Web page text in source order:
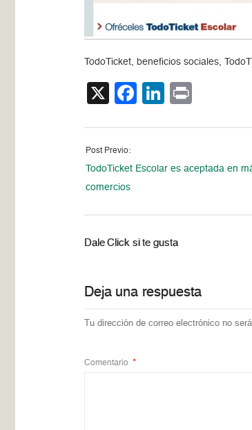
TodoTicket, beneficios sociales,
X Facebook
LinkedIn
Post Previo:
TodoTicket Escolar es aceptada en
comercios
Dale Click si te gusta
Deja una respuesta
Tu dirección de correo electrónico no
Comentario *